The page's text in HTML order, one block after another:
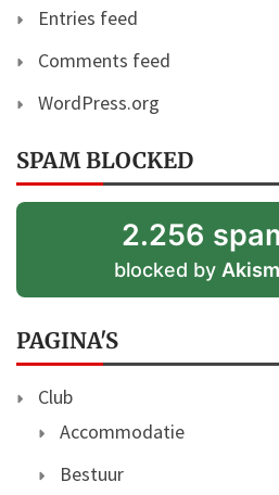
Entries feed
Comments feed
WordPress.org
SPAM BLOCKED
2.256
blocked by
PAGINA'S
Club
Accommodatie
Bestuur